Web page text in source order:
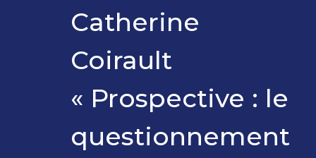
Catherine
Coirault
« Prospective : le
questionnement